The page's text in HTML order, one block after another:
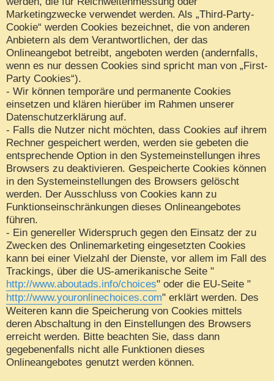
Marketingzwecke verwendet werden. Als „Third-Party-
Cookie“ werden Cookies bezeichnet, die von anderen
Anbietern als dem Verantwortlichen, der das
Onlineangebot betreibt, angeboten werden (andernfalls,
wenn es nur dessen Cookies sind spricht man von „First-
Party Cookies“).
- Wir können temporäre und permanente Cookies
einsetzen und klären hierüber im Rahmen unserer
Datenschutzerklärung auf.
- Falls die Nutzer nicht möchten, dass Cookies auf ihrem
Rechner gespeichert werden, werden sie gebeten die
entsprechende Option in den Systemeinstellungen ihres
Browsers zu deaktivieren. Gespeicherte Cookies können
in den Systemeinstellungen des Browsers gelöscht
werden. Der Ausschluss von Cookies kann zu
Funktionseinschränkungen dieses Onlineangebotes
führen.
- Ein genereller Widerspruch gegen den Einsatz der zu
Zwecken des Onlinemarketing eingesetzten Cookies
kann bei einer Vielzahl der Dienste, vor allem im Fall des
Trackings, über die US-amerikanische Seite "
http://www.aboutads.info/choices" oder die EU-Seite "
http://www.youronlinechoices.com" erklärt werden. Des
Weiteren kann die Speicherung von Cookies mittels
deren Abschaltung in den Einstellungen des Browsers
erreicht werden. Bitte beachten Sie, dass dann
gegebenenfalls nicht alle Funktionen dieses
Onlineangebotes genutzt werden können.